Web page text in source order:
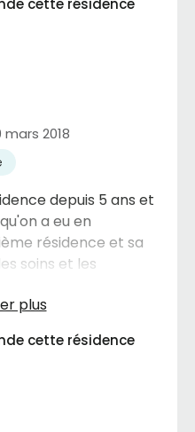
cette résidence
2018
depuis 5 ans et
a eu en
résidence et sa
soins et les
cette résidence